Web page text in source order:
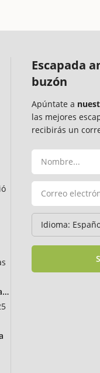
Escapada
buzón
Apúntate a
las mejores
recibirás un